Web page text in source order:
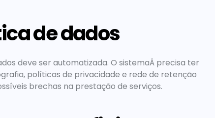
de dados
deve ser automatizada. O sistemaÂ precisa ter
políticas de privacidade e rede de retenção
brechas na prestação de serviços.